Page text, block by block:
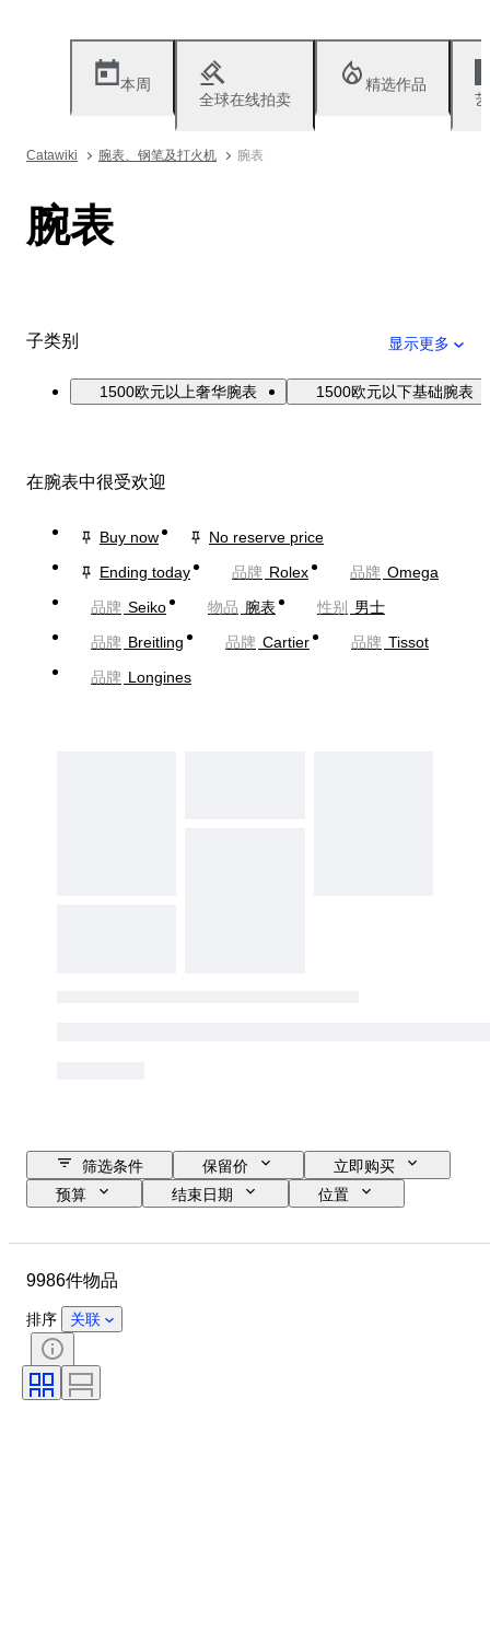
本周
全球在线拍卖
精选作品
Catawiki 腕表、钢笔及打火机 腕表
腕表
子类别 显示更多
1500欧元以上奢华腕表 1500欧元以下基础腕表
在腕表中很受欢迎
Buy now
No reserve price
Ending today
品牌 Rolex 品牌 Omega
品牌 Seiko 物品 腕表 性别
男士
品牌 Breitling 品牌 Cartier 品牌 Tissot
品牌 Longines
筛选条件 保留价
立即购买
预算
结束日期
位置
性别
证明
装订
颜色
表带材质
9986件物品
排序 关联